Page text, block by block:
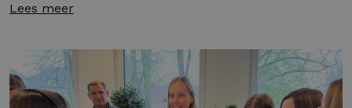
Lees meer